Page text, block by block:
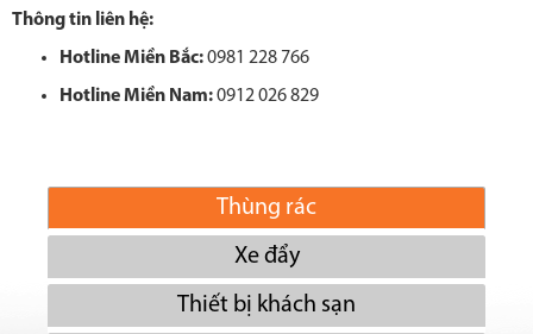
Thông tin liên hệ:
Hotline Miền Bắc:0981 228 766
Hotline Miền Nam:0912 026 829
Thùng rác
Xe đẩy
Thiết bị khách sạn